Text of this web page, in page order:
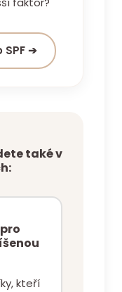
SPF ➔
také v
kteří